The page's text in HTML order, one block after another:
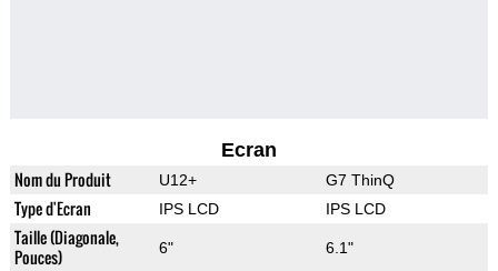
Ecran
Nom du Produit U12+ G7 ThinQ
Type d'Ecran IPS LCD IPS LCD
Taille (Diagonale,
Pouces)
6" 6.1"